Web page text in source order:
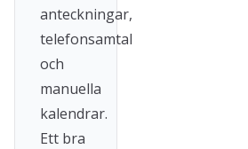
anteckningar,
telefonsamtal
och
manuella
kalendrar.
Ett bra